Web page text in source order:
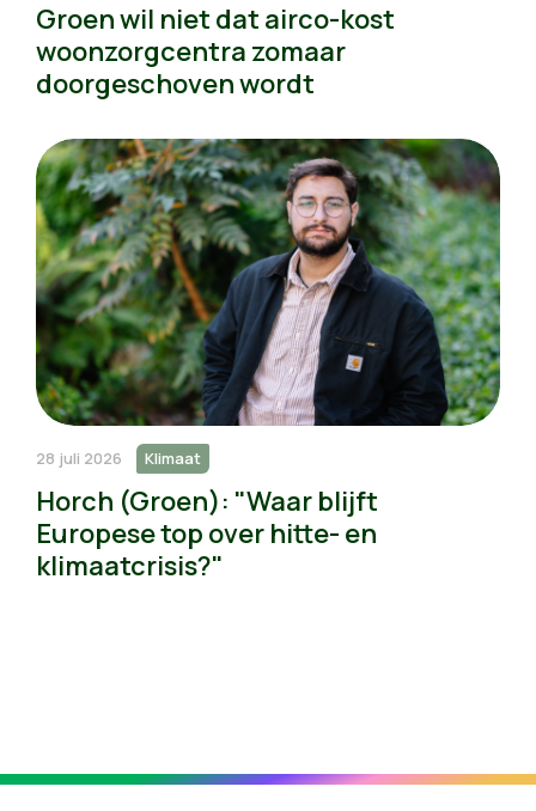
Groen wil niet dat airco-kost
woonzorgcentra zomaar
doorgeschoven wordt
28 juli 2026 Klimaat
Horch (Groen): "Waar blijft
Europese top over hitte- en
klimaatcrisis?"